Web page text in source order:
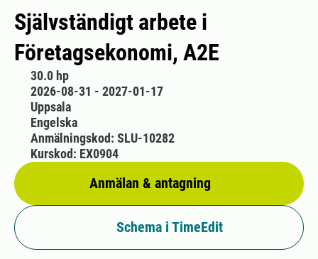
Självständigt arbete i
Företagsekonomi, A2E
30.0 hp
2026-08-31 - 2027-01-17
Uppsala
Engelska
Anmälan & antagning
Anmälningskod: SLU-10282
Kurskod: EX0904
Schema i TimeEdit